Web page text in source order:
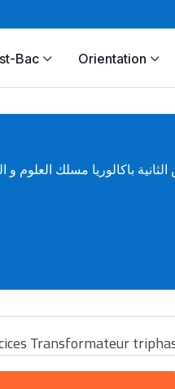
Bac Orientation
باكالوريا مسلك العلوم و
Transformateur